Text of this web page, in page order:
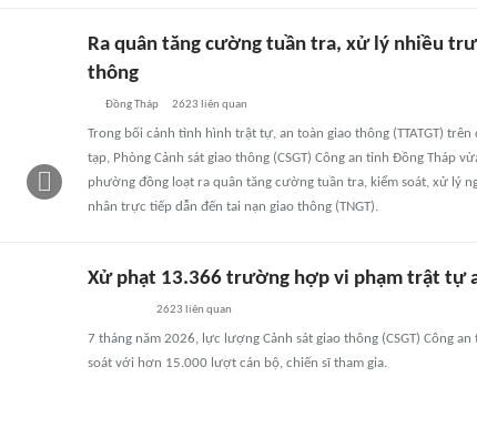
Ra quân tăng cường tuần tra, xử lý nhiều
thông
Đồng Tháp 2623 liên quan
Trong bối cảnh tình hình trật tự, an toàn giao thông (TTATGT)
tạp, Phòng Cảnh sát giao thông (CSGT) Công an tỉnh Đồng Tháp
phường đồng loạt ra quân tăng cường tuần tra, kiểm soát, xử lý
nhân trực tiếp dẫn đến tai nạn giao thông (TNGT).
Xử phạt 13.366 trường hợp vi phạm trật tự
2623 liên quan
7 tháng năm 2026, lực lượng Cảnh sát giao thông (CSGT) Công
soát với hơn 15.000 lượt cán bộ, chiến sĩ tham gia.